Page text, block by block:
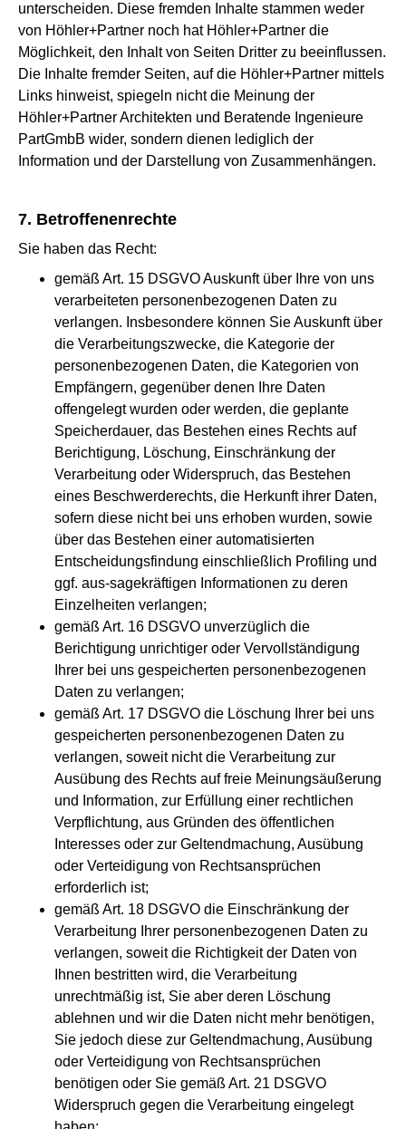
unterscheiden. Diese fremden Inhalte stammen weder
von Höhler+Partner noch hat Höhler+Partner die
Möglichkeit, den Inhalt von Seiten Dritter zu beeinflussen.
Die Inhalte fremder Seiten, auf die Höhler+Partner mittels
Links hinweist, spiegeln nicht die Meinung der
Höhler+Partner Architekten und Beratende Ingenieure
PartGmbB wider, sondern dienen lediglich der
Information und der Darstellung von Zusammenhängen.
7. Betroffenenrechte
Sie haben das Recht:
gemäß Art. 15 DSGVO Auskunft über Ihre von uns
verarbeiteten personenbezogenen Daten zu
verlangen. Insbesondere können Sie Auskunft über
die Verarbeitungszwecke, die Kategorie der
personenbezogenen Daten, die Kategorien von
Empfängern, gegenüber denen Ihre Daten
offengelegt wurden oder werden, die geplante
Speicherdauer, das Bestehen eines Rechts auf
Berichtigung, Löschung, Einschränkung der
Verarbeitung oder Widerspruch, das Bestehen
eines Beschwerderechts, die Herkunft ihrer Daten,
sofern diese nicht bei uns erhoben wurden, sowie
über das Bestehen einer automatisierten
Entscheidungsfindung einschließlich Profiling und
ggf. aus-sagekräftigen Informationen zu deren
Einzelheiten verlangen;
gemäß Art. 16 DSGVO unverzüglich die
Berichtigung unrichtiger oder Vervollständigung
Ihrer bei uns gespeicherten personenbezogenen
Daten zu verlangen;
gemäß Art. 17 DSGVO die Löschung Ihrer bei uns
gespeicherten personenbezogenen Daten zu
verlangen, soweit nicht die Verarbeitung zur
Ausübung des Rechts auf freie Meinungsäußerung
und Information, zur Erfüllung einer rechtlichen
Verpflichtung, aus Gründen des öffentlichen
Interesses oder zur Geltendmachung, Ausübung
oder Verteidigung von Rechtsansprüchen
erforderlich ist;
gemäß Art. 18 DSGVO die Einschränkung der
Verarbeitung Ihrer personenbezogenen Daten zu
verlangen, soweit die Richtigkeit der Daten von
Ihnen bestritten wird, die Verarbeitung
unrechtmäßig ist, Sie aber deren Löschung
ablehnen und wir die Daten nicht mehr benötigen,
Sie jedoch diese zur Geltendmachung, Ausübung
oder Verteidigung von Rechtsansprüchen
benötigen oder Sie gemäß Art. 21 DSGVO
Widerspruch gegen die Verarbeitung eingelegt